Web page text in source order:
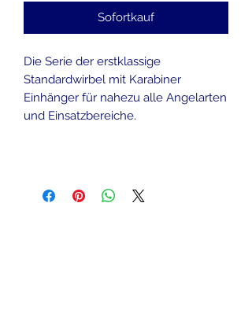
Sofortkauf
Die Serie der erstklassige
Standardwirbel mit Karabiner
Einhänger für nahezu alle Angelarten
und Einsatzbereiche.